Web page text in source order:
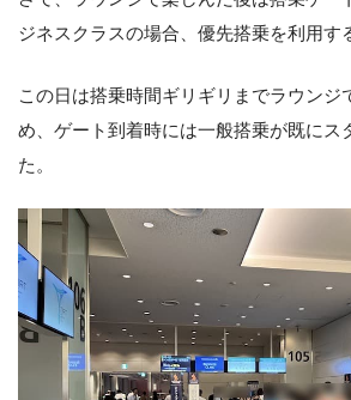
ジネスクラスの場合、優先搭乗を利用す
この日は搭乗時間ギリギリまでラウンジ
め、ゲート到着時には一般搭乗が既にス
た。